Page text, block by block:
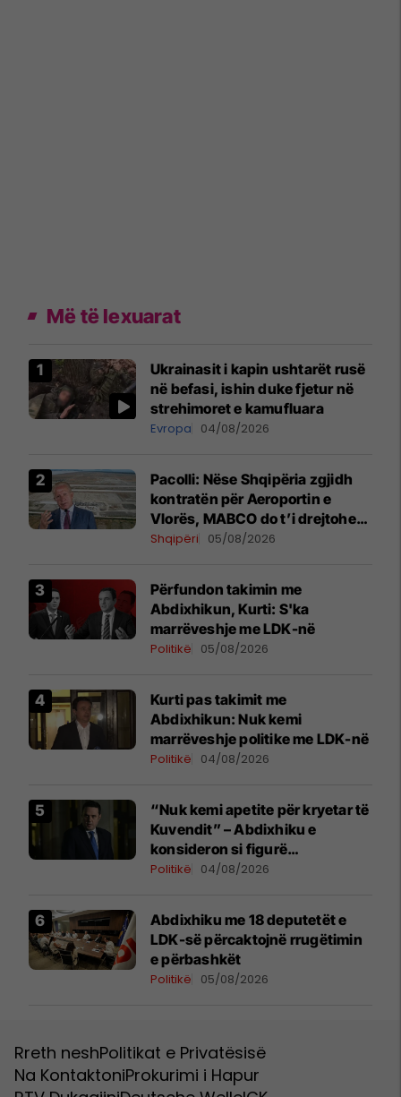
Më të lexuarat
Ukrainasit i kapin ushtarët rusë
në befasi, ishin duke fjetur në
strehimoret e kamufluara
Evropa 04/08/2026
Pacolli: Nëse Shqipëria zgjidh
kontratën për Aeroportin e
Vlorës, MABCO do t’i drejtohet
arbitrazhit ndërkombëtar
Shqipëri 05/08/2026
Përfundon takimin me
Abdixhikun, Kurti: S'ka
marrëveshje me LDK-në
Politikë 05/08/2026
Kurti pas takimit me
Abdixhikun: Nuk kemi
marrëveshje politike me LDK-në
Politikë 04/08/2026
“Nuk kemi apetite për kryetar të
Kuvendit” – Abdixhiku e
konsideron si figurë
ceremoniale
Politikë 04/08/2026
Abdixhiku me 18 deputetët e
LDK-së përcaktojnë rrugëtimin
e përbashkët
Politikë 05/08/2026
Rreth neshPolitikat e Privatësisë
Na KontaktoniProkurimi i Hapur